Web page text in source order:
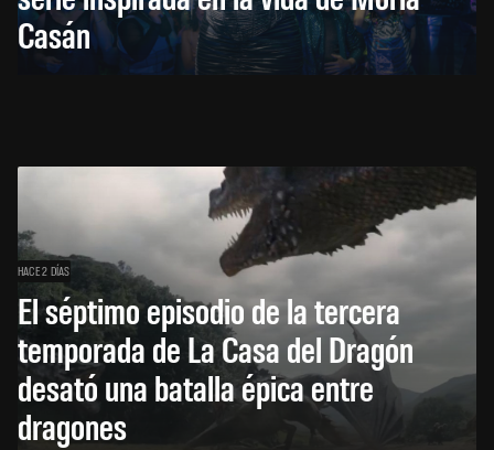
Casán
HACE 2 DÍAS
El séptimo episodio de la tercera
temporada de La Casa del Dragón
desató una batalla épica entre
dragones